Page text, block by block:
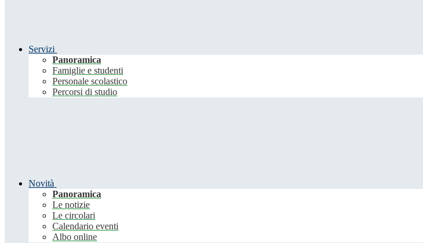
Servizi
Panoramica
Famiglie e studenti
Personale scolastico
Percorsi di studio
Novità
Panoramica
Le notizie
Le circolari
Calendario eventi
Albo online